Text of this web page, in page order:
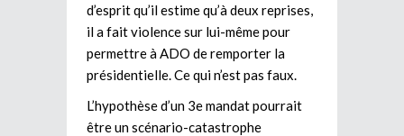
d’esprit qu’il estime qu’à deux reprises,
il a fait violence sur lui-même pour
permettre à ADO de remporter la
présidentielle. Ce qui n’est pas faux.
L’hypothèse d’un 3e mandat pourrait
être un scénario-catastrophe